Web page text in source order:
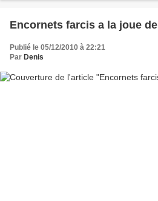
Encornets farcis a la joue
Publié le 05/12/2010 à 22:21
Par Denis